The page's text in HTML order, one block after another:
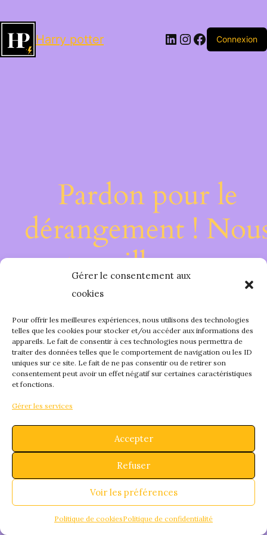
Gérer le consentement aux
cookies
Pour offrir les meilleures expériences, nous utilisons des technologies
telles que les cookies pour stocker et/ou accéder aux informations des
appareils. Le fait de consentir à ces technologies nous permettra de
traiter des données telles que le comportement de navigation ou les ID
uniques sur ce site. Le fait de ne pas consentir ou de retirer son
consentement peut avoir un effet négatif sur certaines caractéristiques
et fonctions.
Gérer les services
Accepter
Refuser
Voir les préférences
Politique de cookiesPolitique de confidentialité
Harry potter LinkedIn
Instagram
Facebook
Connexion
Pardon pour le
dérangement !
travaillons sur
quelque chose de
fantastique –
bientôt !